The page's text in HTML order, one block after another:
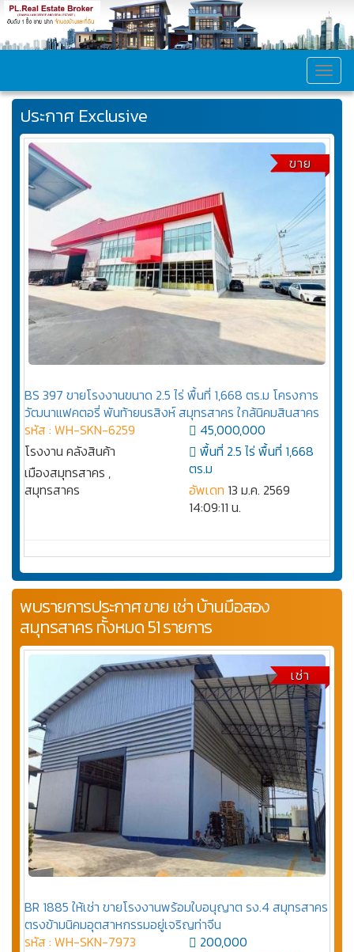
MENU
ประกาศ Exclusive
ขาย
BS 397 ขายโรงงานขนาด 2.5 ไร่ พื้นที่ 1,668 ตร.ม โครงการ
วัฒนาแฟคตอรี่ พันท้ายนรสิงห์ สมุทรสาคร ใกล้นิคมสินสาคร
รหัส : WH-SKN-6259
โรงงาน คลังสินค้า
เมืองสมุทรสาคร ,
สมุทรสาคร
45,000,000
พื้นที่ 2.5 ไร่ พื้นที่ 1,668
ตร.ม
อัพเดท 13 ม.ค. 2569
14:09:11 น.
พบรายการประกาศ ขาย เช่า บ้านมือสอง
สมุทรสาคร ทั้งหมด 51 รายการ
เช่า
BR 1885 ให้เช่า ขายโรงงานพร้อมใบอนุญาต รง.4 สมุทรสาคร
ตรงข้ามนิคมอุตสาหกรรมอยู่เจริญท่าจีน
รหัส : WH-SKN-7973
200,000